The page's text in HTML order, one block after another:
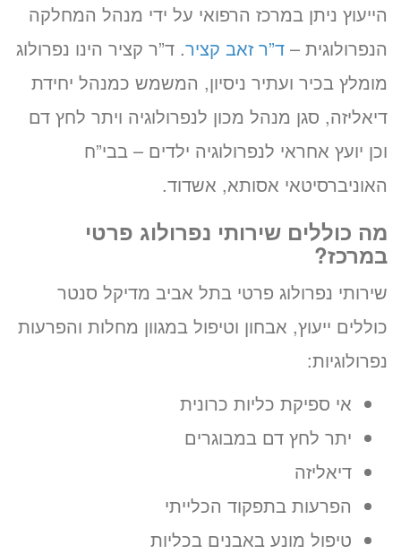
הייעוץ ניתן במרכז הרפואי על ידי מנהל המחלקה
הנפרולוגית – ד”ר זאב קציר. ד”ר קציר הינו נפרולוג
מומלץ בכיר ועתיר ניסיון, המשמש כמנהל יחידת
דיאליזה, סגן מנהל מכון לנפרולוגיה ויתר לחץ דם
וכן יועץ אחראי לנפרולוגיה ילדים – בבי”ח
האוניברסיטאי אסותא, אשדוד.
מה כוללים שירותי נפרולוג פרטי
במרכז?
שירותי נפרולוג פרטי בתל אביב מדיקל סנטר
כוללים ייעוץ, אבחון וטיפול במגוון מחלות והפרעות
נפרולוגיות:
אי ספיקת כליות כרונית
יתר לחץ דם במבוגרים
דיאליזה
הפרעות בתפקוד הכלייתי
טיפול מונע באבנים בכליות